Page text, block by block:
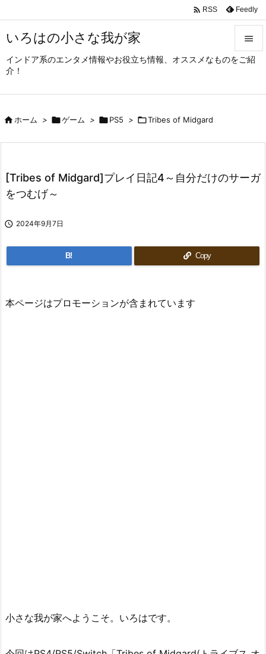
いろはの小さな我が家
インドア系のエンタメ情報やお役立ち情報、オススメなものをご紹
介！




 RSS Feedly
ホーム > ゲーム > PS5 > Tribes of Midgard
[Tribes of Midgard]プレイ日記4～自分だけのサーガ
をつむげ～
 2024年9月7日
B! Copy
本ページはプロモーションが含まれています
小さな我が家へようこそ。いろはです。